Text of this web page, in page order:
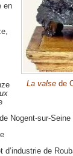
La valsede
en
Nogent-sur-Seine
d’industrie de